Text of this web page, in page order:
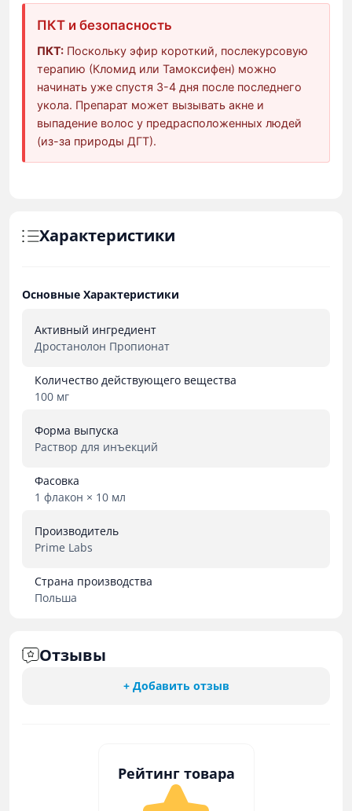
ПКТ и безопасность
ПКТ: Поскольку эфир короткий, послекурсовую
терапию (Кломид или Тамоксифен) можно
начинать уже спустя 3-4 дня после последнего
укола. Препарат может вызывать акне и
выпадение волос у предрасположенных людей
(из-за природы ДГТ).
Характеристики
Основные Характеристики
Активный ингредиент
Дростанолон Пропионат
Количество действующего вещества
100 мг
Форма выпуска
Раствор для инъекций
Фасовка
1 флакон × 10 мл
Производитель
Prime Labs
Страна производства
Польша
Отзывы
+ Добавить отзыв
Рейтинг товара